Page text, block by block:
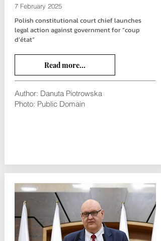
7 February 2025
Polish constitutional court chief launches
legal action against government for “coup
d’état”
Read more...
Author: Danuta Piotrowska
Photo: Public Domain